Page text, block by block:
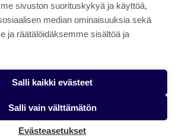
sivuston suorituskykyä ja käyttöä,
median ominaisuuksia sekä
ja räätälöidäksemme sisältöä ja
Salli kaikki evästeet
Salli vain välttämätön
Evästeasetukset